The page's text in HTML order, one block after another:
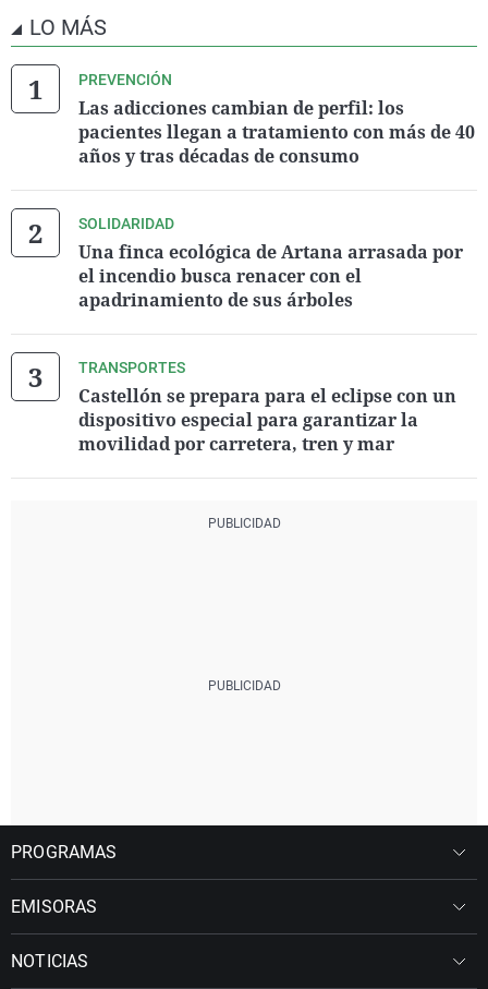
LO MÁS
PREVENCIÓN
Las adicciones cambian de perfil: los
pacientes llegan a tratamiento con más de 40
años y tras décadas de consumo
SOLIDARIDAD
Una finca ecológica de Artana arrasada por
el incendio busca renacer con el
apadrinamiento de sus árboles
TRANSPORTES
Castellón se prepara para el eclipse con un
dispositivo especial para garantizar la
movilidad por carretera, tren y mar
PROGRAMAS
EMISORAS
NOTICIAS